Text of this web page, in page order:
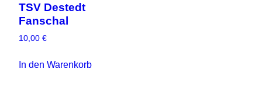
TSV Destedt
Fanschal
10,00 €
In den Warenkorb